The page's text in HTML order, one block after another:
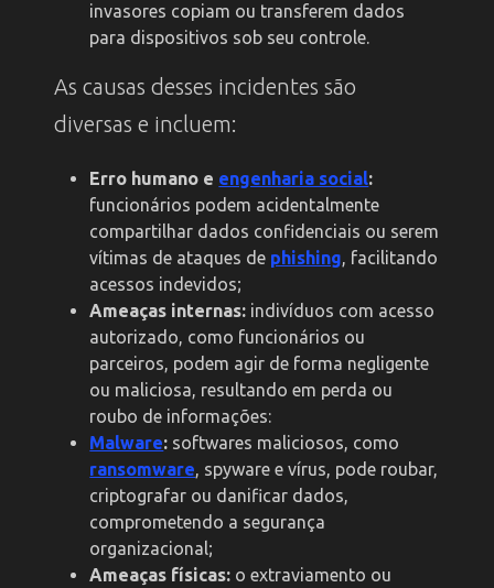
invasores copiam ou transferem dados
para dispositivos sob seu controle.
As causas desses incidentes são
diversas e incluem:
Erro humano e engenharia social:
funcionários podem acidentalmente
compartilhar dados confidenciais ou serem
vítimas de ataques de phishing, facilitando
acessos indevidos;
Ameaças internas: indivíduos com acesso
autorizado, como funcionários ou
parceiros, podem agir de forma negligente
ou maliciosa, resultando em perda ou
roubo de informações:
Malware: softwares maliciosos, como
ransomware, spyware e vírus, pode roubar,
criptografar ou danificar dados,
comprometendo a segurança
organizacional;
Ameaças físicas: o extraviamento ou